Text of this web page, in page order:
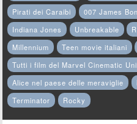
Pirati dei Caraibi
007 James
Indiana Jones
Unbreakable
Millennium
Teen movie italiani
Tutti i film del Marvel Cinematic
Alice nel paese delle meraviglie
Terminator
Rocky